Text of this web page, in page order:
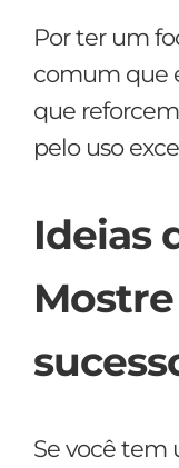
Por ter um
comum que
que
pelo uso
Ideias
Se você tem